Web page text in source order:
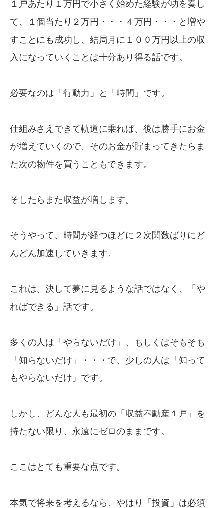
１戸あたり１万円で小さく始めた経験が功を奏し
て、１個当たり２万円・・・４万円・・・と増や
すことにも成功し、結局月に１００万円以上の収
入になっていくことは十分あり得る話です。
必要なのは「行動力」と「時間」です。
仕組みさえできて軌道に乗れば、後は勝手にお金
が増えていくので、そのお金が貯まってきたらま
た次の物件を買うこともできます。
そしたらまた収益が増します。
そうやって、時間が経つほどに２次関数ばりにど
んどん加速していきます。
これは、決して夢に見るような話ではなく、「や
ればできる」話です。
多くの人は「やらないだけ」、もしくはそもそも
「知らないだけ」・・・で、少しの人は「知って
もやらないだけ」です。
しかし、どんな人も最初の「収益不動産１戸」を
持たない限り、永遠にゼロのままです。
ここはとても重要な点です。
本気で将来を考えるなら、やはり「投資」は必須